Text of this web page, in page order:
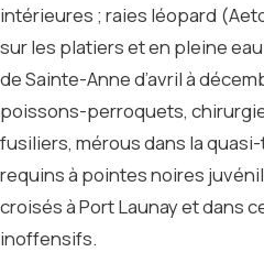
intérieures ; raies léopard
sur les platiers et en pleine
de Sainte-Anne d’avril à
poissons-perroquets,
fusiliers, mérous dans la
requins à pointes noires
croisés à Port Launay et dans
inoffensifs.